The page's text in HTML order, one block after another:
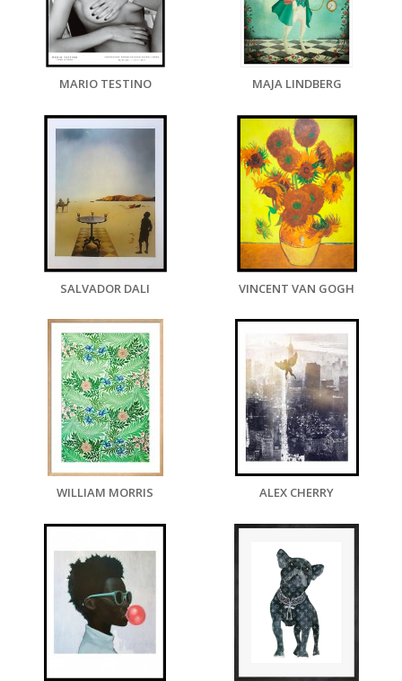
MARIO TESTINO MAJA LINDBERG
SALVADOR DALI VINCENT VAN GOGH
WILLIAM MORRIS ALEX CHERRY